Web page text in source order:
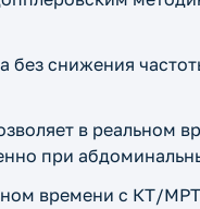
без снижения
в реальном
при
времени с КТ/